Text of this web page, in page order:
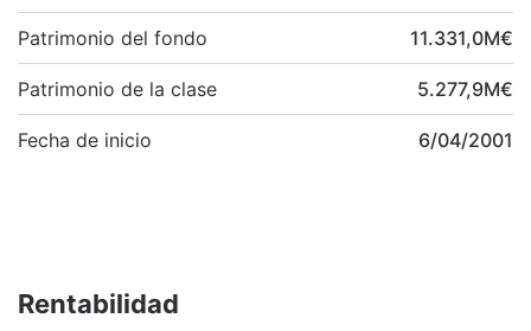
Patrimonio del fondo 11.331,0M€
Patrimonio de la clase 5.277,9M€
Fecha de inicio 6/04/2001
Rentabilidad